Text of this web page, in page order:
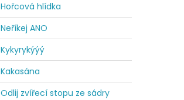
Hořcová hlídka
Neříkej ANO
Kykyrykýýý
Kakasána
Odlij zvířecí stopu ze sádry